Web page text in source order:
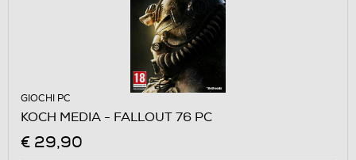
GIOCHI PC
KOCH MEDIA - FALLOUT 76 PC
€ 29,90